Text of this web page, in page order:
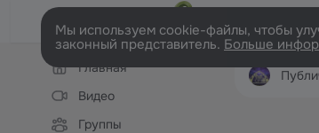
Мы используем cookie-файлы, чтобы
законный представитель. Больше
Левая
колонкаГлавная
Видео
Группы